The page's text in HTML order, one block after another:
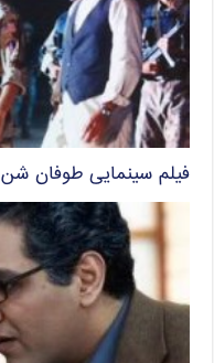
فیلم سینمایی طوفان شن